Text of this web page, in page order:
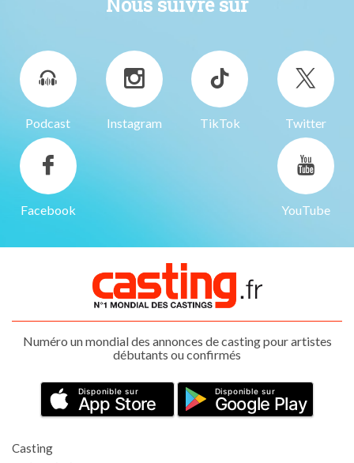
Podcast Instagram TikTok Twitter
Facebook YouTube
Numéro un mondial des annonces de casting pour artistes
débutants ou confirmés
Disponible sur
App Store
Disponible sur
Google Play
Casting